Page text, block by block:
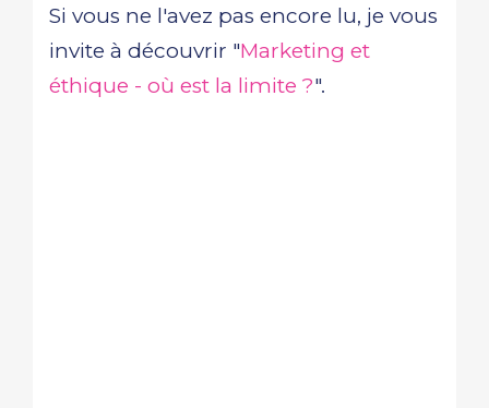
Si vous ne l'avez pas encore lu, je vous
invite à découvrir "Marketing et
éthique - où est la limite ?".